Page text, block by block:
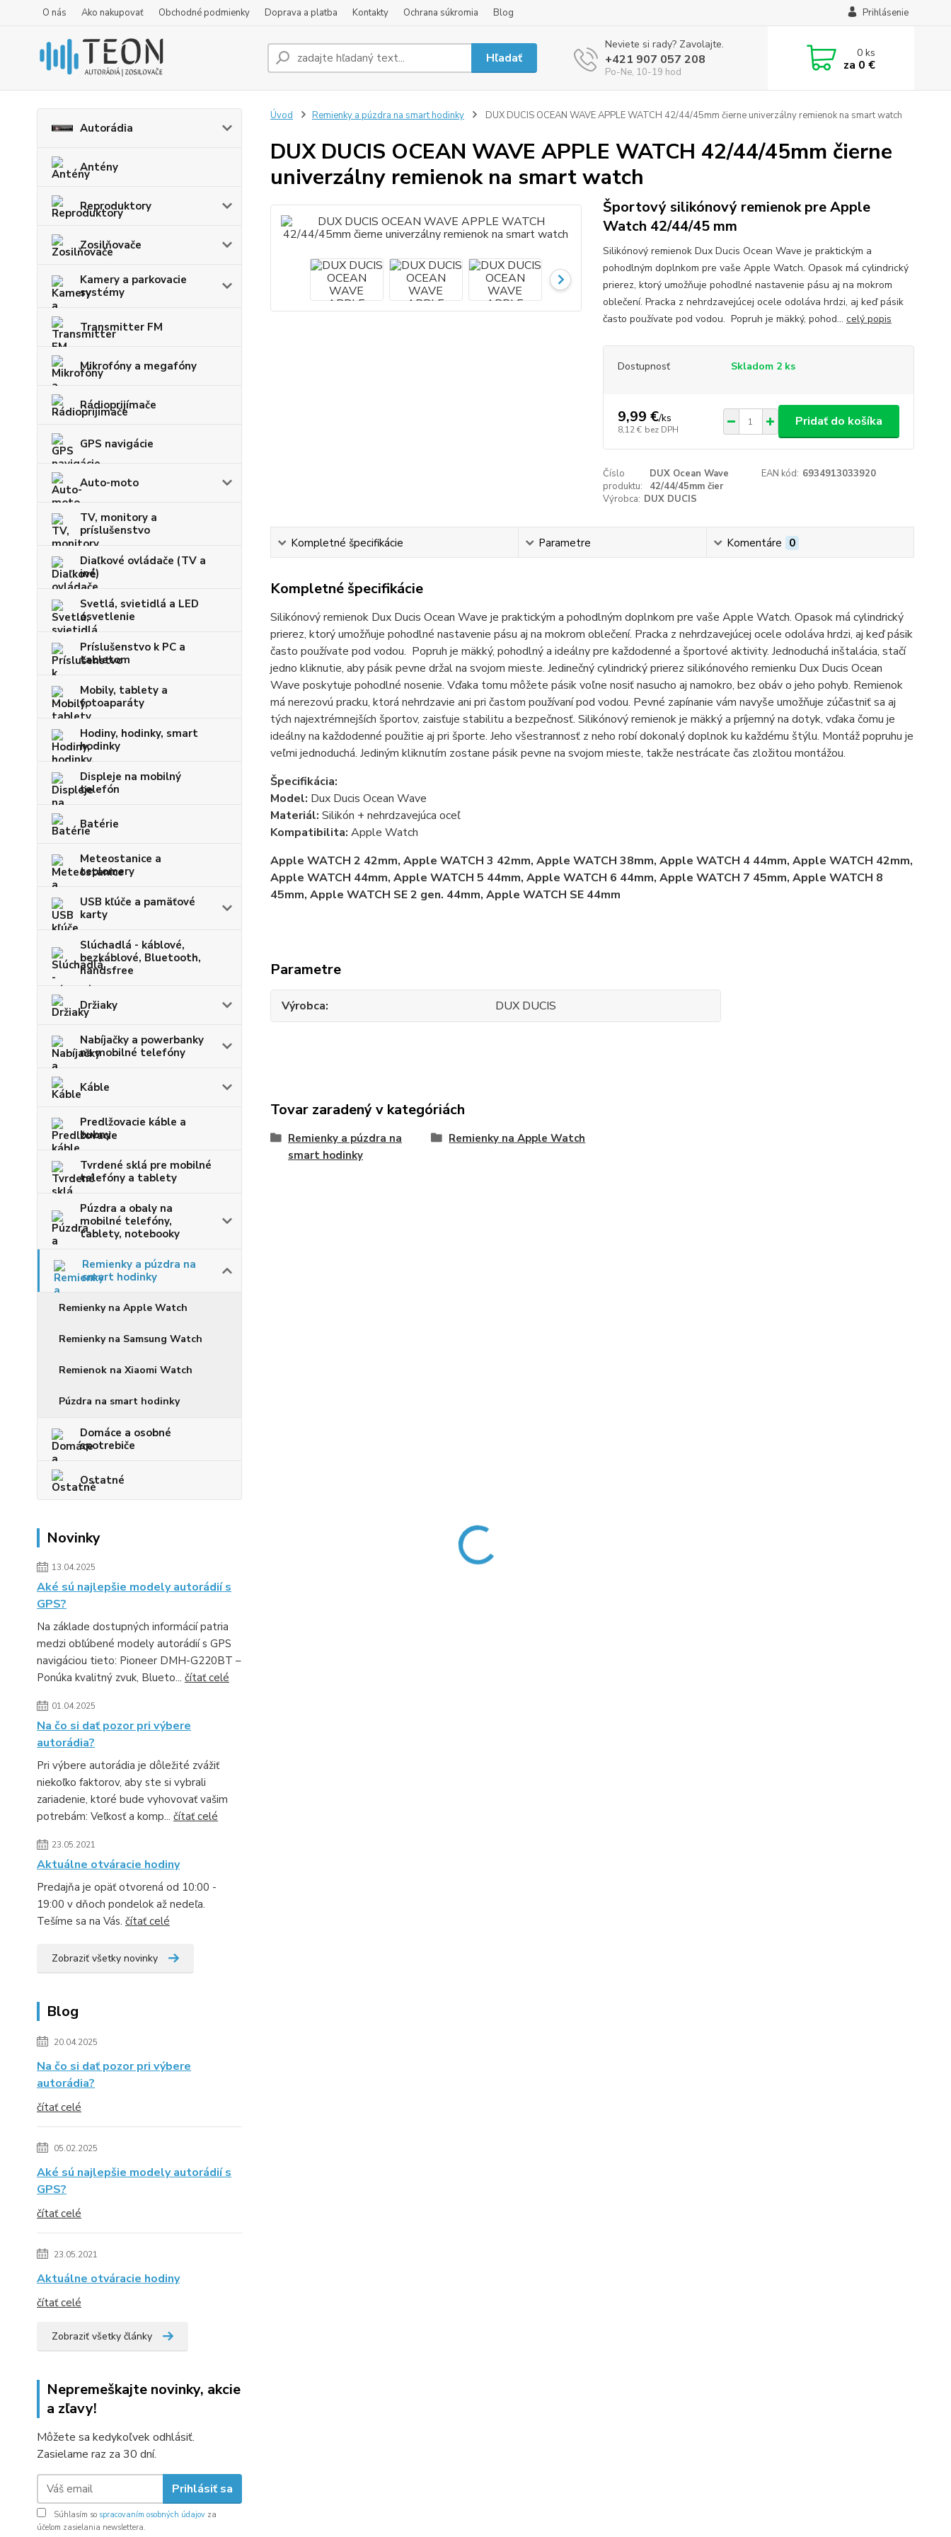
O nás Ako nakupovať Obchodné podmienky Doprava a platba Kontakty Ochrana súkromia Blog Prihlásenie
Hľadať
Neviete si rady? Zavolajte.
+421 907 057 208
Po-Ne, 10-19 hod
0ks
za 0 €
Autorádia
Antény
Reproduktory
Zosilňovače
Kamery a parkovacie
systémy
Transmitter FM
Mikrofóny a megafóny
Rádioprijímače
GPS navigácie
Auto-moto
TV, monitory a
príslušenstvo
Diaľkové ovládače (TV a
iné)
Svetlá, svietidlá a LED
osvetlenie
Príslušenstvo k PC a
tabletom
Mobily, tablety a
fotoaparáty
Hodiny, hodinky, smart
hodinky
Displeje na mobilný
telefón
Batérie
Meteostanice a
teplomery
USB kľúče a pamäťové
karty
Slúchadlá - káblové,
bezkáblové, Bluetooth,
handsfree
Držiaky
Nabíjačky a powerbanky
na mobilné telefóny
Káble
Predlžovacie káble a
bubny
Tvrdené sklá pre mobilné
telefóny a tablety
Púzdra a obaly na
mobilné telefóny,
tablety, notebooky
Remienky a púzdra na
smart hodinky
Remienky na Apple Watch
Remienky na Samsung Watch
Remienok na Xiaomi Watch
Púzdra na smart hodinky
Domáce a osobné
spotrebiče
Ostatné
Novinky
13.04.2025
Aké sú najlepšie modely autorádií s
GPS?
Na základe dostupných informácií patria
medzi obľúbené modely autorádií s GPS
navigáciou tieto: Pioneer DMH-G220BT –
Ponúka kvalitný zvuk, Blueto... čítať celé
01.04.2025
Na čo si dať pozor pri výbere
autorádia?
Pri výbere autorádia je dôležité zvážiť
niekoľko faktorov, aby ste si vybrali
zariadenie, ktoré bude vyhovovať vašim
potrebám: Veľkosť a komp... čítať celé
23.05.2021
Aktuálne otváracie hodiny
Predajňa je opäť otvorená od 10:00 -
19:00 v dňoch pondelok až nedeľa.
Tešíme sa na Vás. čítať celé
Zobraziť všetky novinky
Blog
20.04.2025
Na čo si dať pozor pri výbere
autorádia?
čítať celé
05.02.2025
Aké sú najlepšie modely autorádií s
GPS?
čítať celé
23.05.2021
Aktuálne otváracie hodiny
čítať celé
Zobraziť všetky články
Nepremeškajte novinky, akcie
a zľavy!
Môžete sa kedykoľvek odhlásiť.
Zasielame raz za 30 dní.
Prihlásiť sa
Súhlasím so spracovaním osobných údajov za
účelom zasielania newslettera.
Úvod Remienky a púzdra na smart hodinky DUX DUCIS OCEAN WAVE APPLE WATCH 42/44/45mm čierne univerzálny remienok na smart watch
DUX DUCIS OCEAN WAVE APPLE WATCH 42/44/45mm čierne
univerzálny remienok na smart watch
Športový silikónový remienok pre Apple
Watch 42/44/45 mm
Silikónový remienok Dux Ducis Ocean Wave je praktickým a
pohodlným doplnkom pre vaše Apple Watch. Opasok má cylindrický
prierez, ktorý umožňuje pohodlné nastavenie pásu aj na mokrom
oblečení. Pracka z nehrdzavejúcej ocele odoláva hrdzi, aj keď pásik
často používate pod vodou. Popruh je mäkký, pohod... celý popis
Dostupnosť Skladom 2 ks
9,99 €/ks
8,12 € bez DPH
Pridať do košíka
Číslo
produktu:
DUX Ocean Wave
42/44/45mm čier
EAN kód: 6934913033920
Výrobca: DUX DUCIS
Kompletné špecifikácie Parametre Komentáre 0
Kompletné špecifikácie
Silikónový remienok Dux Ducis Ocean Wave je praktickým a pohodlným doplnkom pre vaše Apple Watch. Opasok má cylindrický
prierez, ktorý umožňuje pohodlné nastavenie pásu aj na mokrom oblečení. Pracka z nehrdzavejúcej ocele odoláva hrdzi, aj keď pásik
často používate pod vodou. Popruh je mäkký, pohodlný a ideálny pre každodenné a športové aktivity. Jednoduchá inštalácia, stačí
jedno kliknutie, aby pásik pevne držal na svojom mieste. Jedinečný cylindrický prierez silikónového remienku Dux Ducis Ocean
Wave poskytuje pohodlné nosenie. Vďaka tomu môžete pásik voľne nosiť nasucho aj namokro, bez obáv o jeho pohyb. Remienok
má nerezovú pracku, ktorá nehrdzavie ani pri častom používaní pod vodou. Pevné zapínanie vám navyše umožňuje zúčastniť sa aj
tých najextrémnejších športov, zaisťuje stabilitu a bezpečnosť. Silikónový remienok je mäkký a príjemný na dotyk, vďaka čomu je
ideálny na každodenné použitie aj pri športe. Jeho všestrannosť z neho robí dokonalý doplnok ku každému štýlu. Montáž popruhu je
veľmi jednoduchá. Jediným kliknutím zostane pásik pevne na svojom mieste, takže nestrácate čas zložitou montážou.
Špecifikácia:
Model: Dux Ducis Ocean Wave
Materiál: Silikón + nehrdzavejúca oceľ
Kompatibilita: Apple Watch
Apple WATCH 2 42mm, Apple WATCH 3 42mm, Apple WATCH 38mm, Apple WATCH 4 44mm, Apple WATCH 42mm,
Apple WATCH 44mm, Apple WATCH 5 44mm, Apple WATCH 6 44mm, Apple WATCH 7 45mm, Apple WATCH 8
45mm, Apple WATCH SE 2 gen. 44mm, Apple WATCH SE 44mm
Parametre
Výrobca DUX DUCIS
Tovar zaradený v kategóriách
Remienky a púzdra na
smart hodinky
Remienky na Apple Watch